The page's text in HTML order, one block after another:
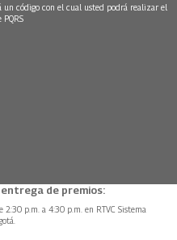
un código con el cual usted podrá realizar el
de premios:
2:30 p.m. a 4:30 p.m. en RTVC Sistema